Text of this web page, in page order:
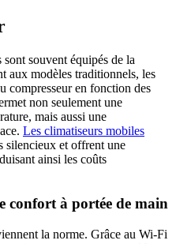
souvent équipés de la
aux modèles traditionnels, les
compresseur en fonction des
non seulement une
mais aussi une
Les climatiseurs mobiles
silencieux et offrent une
ainsi les coûts
confort à portée de main
la norme. Grâce au Wi-Fi